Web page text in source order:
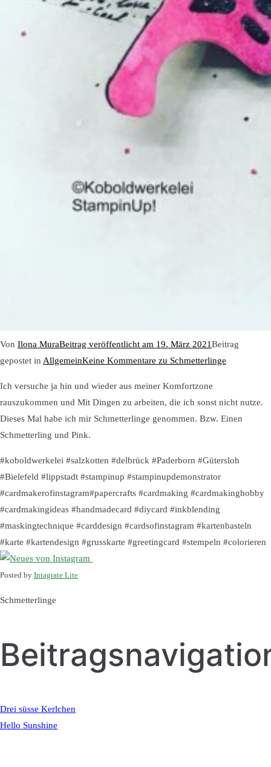
Von Ilona MuraBeitrag veröffentlicht am 19. März 2021Beitrag
gepostet in AllgemeinKeine Kommentare zu Schmetterlinge
Ich versuche ja hin und wieder aus meiner Komfortzone
rauszukommen und Mit Dingen zu arbeiten, die ich sonst nicht nutze.
Dieses Mal habe ich mir Schmetterlinge genommen. Bzw. Einen
Schmetterling und Pink.
#koboldwerkelei #salzkotten #delbrück #Paderborn #Gütersloh
#Bielefeld #lippstadt #stampinup #stampinupdemonstrator
#cardmakerofinstagram#papercrafts #cardmaking #cardmakinghobby
#cardmakingideas #handmadecard #diycard #inkblending
#maskingtechnique #carddesign #cardsofinstagram #kartenbasteln
#karte #kartendesign #grusskarte #greetingcard #stempeln #colorieren
Posted by Intagrate Lite
Schmetterlinge
Drei süsse Kerlchen
Hello Sunshine